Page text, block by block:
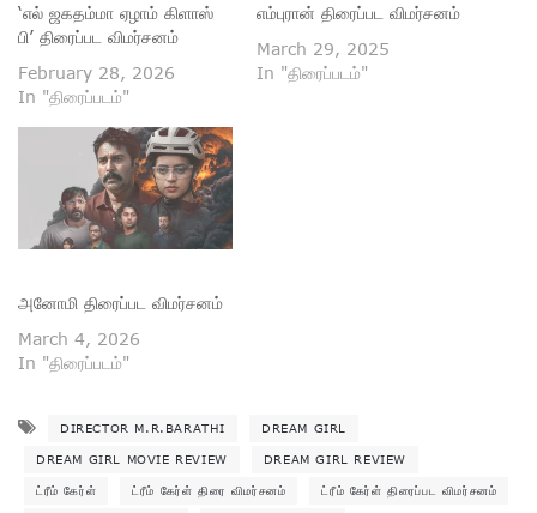
‘எல் ஜகதம்மா ஏழாம் கிளாஸ்
பி’ திரைப்பட விமர்சனம்
February 28, 2026
In "திரைப்படம்"
எம்புரான் திரைப்பட விமர்சனம்
March 29, 2025
In "திரைப்படம்"
அனோமி திரைப்பட விமர்சனம்
March 4, 2026
In "திரைப்படம்"
DIRECTOR M.R.BARATHI DREAM GIRL
DREAM GIRL MOVIE REVIEW DREAM GIRL REVIEW
ட்ரீம் கேர்ள் ட்ரீம் கேர்ள் திரை விமர்சனம் ட்ரீம் கேர்ள் திரைப்பட விமர்சனம்